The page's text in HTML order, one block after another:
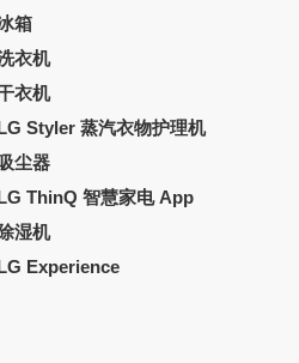
箱
衣机
衣机
Styler 蒸汽衣物护理机
尘器
ThinQ 智慧家电 App
除湿机
Experience